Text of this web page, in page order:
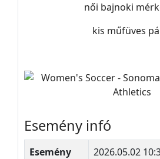
női bajnoki
kis műfüves
Esemény infó
Esemény
2026.05.02